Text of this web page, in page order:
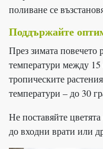
поливане се
Поддържайте
През зимата повечето
температури между
тропическите
температури – до 30
Не поставяйте
до входни врати или